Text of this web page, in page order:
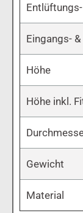
Eingangs-
Höhe
Höhe inkl.
Gewicht
Material